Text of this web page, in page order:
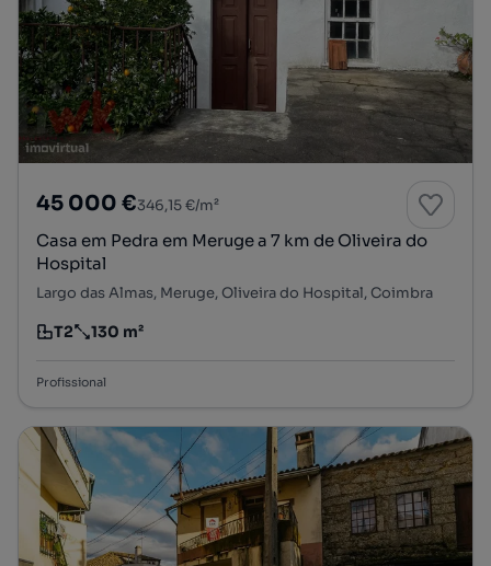
45 000 €346,15 €/m²
Casa em Pedra em Meruge a 7 km de Oliveira do
Hospital
Largo das Almas, Meruge, Oliveira do Hospital, Coimbra
Tipologia
T2
Preço por metro quadrado
130 m²
Profissional